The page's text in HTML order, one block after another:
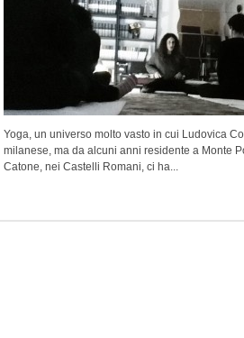
Yoga, un universo molto vasto in cui Ludovica
milanese, ma da alcuni anni residente a Monte
Catone, nei Castelli Romani, ci ha...